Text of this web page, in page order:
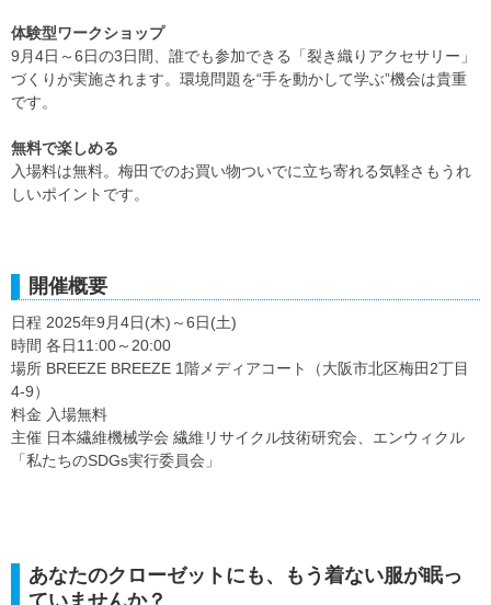
体験型ワークショップ
9月4日～6日の3日間、誰でも参加できる「裂き織りアクセサリー」
づくりが実施されます。環境問題を“手を動かして学ぶ”機会は貴重
です。
無料で楽しめる
入場料は無料。梅田でのお買い物ついでに立ち寄れる気軽さもうれ
しいポイントです。
開催概要
日程 2025年9月4日(木)～6日(土)
時間 各日11:00～20:00
場所 BREEZE BREEZE 1階メディアコート（大阪市北区梅田2丁目
4-9）
料金 入場無料
主催 日本繊維機械学会 繊維リサイクル技術研究会、エンウィクル
「私たちのSDGs実行委員会」
あなたのクローゼットにも、もう着ない服が眠っ